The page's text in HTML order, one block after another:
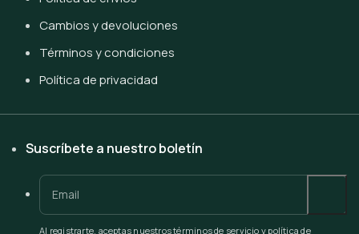
Cambios y devoluciones
Términos y condiciones
Política de privacidad
Suscríbete a nuestro boletín
Al registrarte, aceptas nuestros términos de servicio y política de